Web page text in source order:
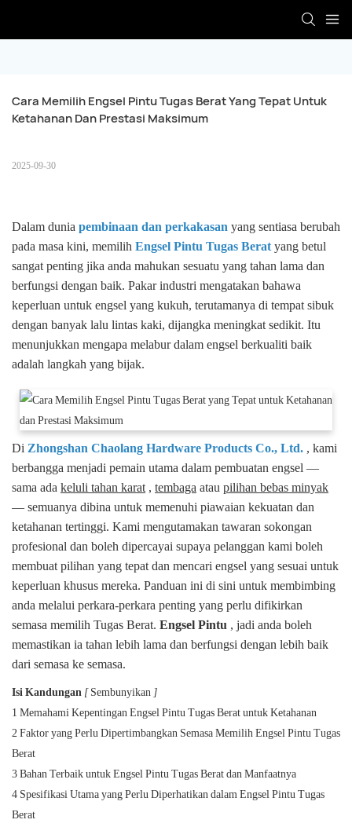
Cara Memilih Engsel Pintu Tugas Berat Yang Tepat Untuk
Ketahanan Dan Prestasi Maksimum
2025-09-30
Dalam dunia pembinaan dan perkakasan yang sentiasa berubah
pada masa kini, memilih Engsel Pintu Tugas Beratyang betul
sangat penting jika anda mahukan sesuatu yang tahan lama dan
berfungsi dengan baik. Pakar industri mengatakan bahawa
keperluan untuk engsel yang kukuh, terutamanya di tempat sibuk
dengan banyak lalu lintas kaki, dijangka meningkat sedikit. Itu
menunjukkan mengapa melabur dalam engsel berkualiti baik
adalah langkah yang bijak.
Di Zhongshan Chaolang Hardware Products Co., Ltd. , kami
berbangga menjadi pemain utama dalam pembuatan engsel —
sama ada keluli tahan karat, tembaga atau pilihan bebas minyak
— semuanya dibina untuk memenuhi piawaian kekuatan dan
ketahanan tertinggi. Kami mengutamakan tawaran sokongan
profesional dan boleh dipercayai supaya pelanggan kami boleh
membuat pilihan yang tepat dan mencari engsel yang sesuai untuk
keperluan khusus mereka. Panduan ini di sini untuk membimbing
anda melalui perkara-perkara penting yang perlu difikirkan
semasa memilih Tugas Berat. Engsel Pintu , jadi anda boleh
memastikan ia tahan lebih lama dan berfungsi dengan lebih baik
dari semasa ke semasa.
Isi Kandungan [Sembunyikan ]
1 Memahami Kepentingan Engsel Pintu Tugas Berat untuk Ketahanan
2 Faktor yang Perlu Dipertimbangkan Semasa Memilih Engsel Pintu Tugas
Berat
3 Bahan Terbaik untuk Engsel Pintu Tugas Berat dan Manfaatnya
4 Spesifikasi Utama yang Perlu Diperhatikan dalam Engsel Pintu Tugas
Berat